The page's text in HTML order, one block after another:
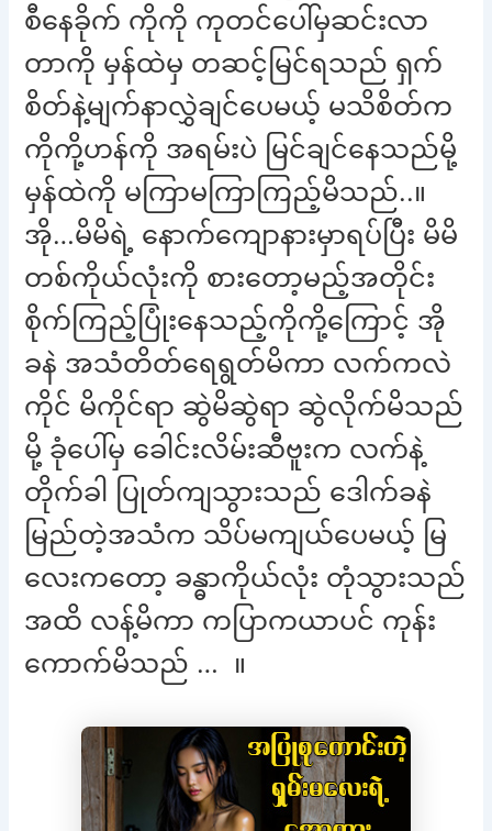
စီနေခိုက် ကိုကို ကုတင်ပေါ်မှဆင်းလာ
တာကို မှန်ထဲမှ တဆင့်မြင်ရသည် ရှက်
စိတ်နဲ့မျက်နာလွှဲချင်ပေမယ့် မသိစိတ်က
ကိုကို့ဟန်ကို အရမ်းပဲ မြင်ချင်နေသည်မို့
မှန်ထဲကို မကြာမကြာကြည့်မိသည်..။
အို…မိမိရဲ့ နောက်ကျောနားမှာရပ်ပြီး မိမိ
တစ်ကိုယ်လုံးကို စားတော့မည့်အတိုင်း
စိုက်ကြည့်ပြုံးနေသည့်ကိုကို့ကြောင့် အို
ခနဲ အသံတိတ်ရေရွတ်မိကာ လက်ကလဲ
ကိုင် မိကိုင်ရာ ဆွဲမိဆွဲရာ ဆွဲလိုက်မိသည်
မို့ ခုံပေါ်မှ ခေါင်းလိမ်းဆီဗူးက လက်နဲ့
တိုက်ခါ ပြုတ်ကျသွားသည် ဒေါက်ခနဲ
မြည်တဲ့အသံက သိပ်မကျယ်ပေမယ့် မြ
လေးကတော့ ခန္ဓာကိုယ်လုံး တုံသွားသည်
အထိ လန့်မိကာ ကပြာကယာပင် ကုန်း
ကောက်မိသည် … ။